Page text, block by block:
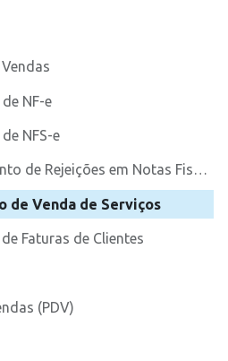
NF-e
NFS-e
📄 Tratamento de Rejeições em Notas Fiscais
de Venda de Serviços
Faturas de Clientes
(PDV)